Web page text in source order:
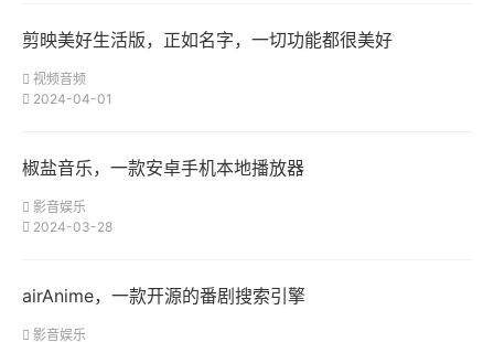
剪映美好生活版，正如名字，一切功能都很美好
视频音频
2024-04-01
椒盐音乐，一款安卓手机本地播放器
影音娱乐
2024-03-28
airAnime，一款开源的番剧搜索引擎
影音娱乐